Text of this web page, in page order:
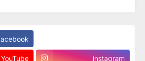
YouTube instagram